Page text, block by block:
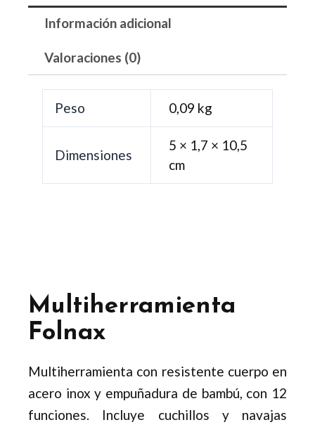
Información adicional
Valoraciones (0)
Peso 0,09 kg
Dimensiones
5 × 1,7 × 10,5
cm
Multiherramienta
Folnax
Multiherramienta con resistente cuerpo en
acero inox y empuñadura de bambú, con 12
funciones. Incluye cuchillos y navajas